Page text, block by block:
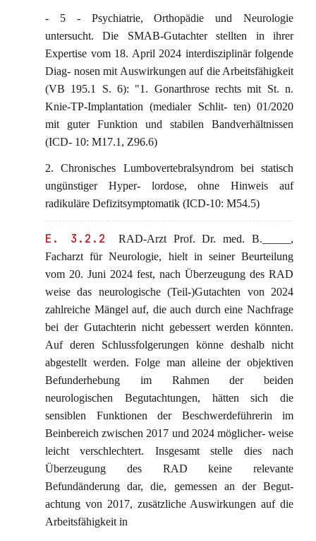
- 5 - Psychiatrie, Orthopädie und Neurologie
untersucht. Die SMAB-Gutachter stellten in ihrer
Expertise vom 18. April 2024 interdisziplinär folgende
Diag- nosen mit Auswirkungen auf die Arbeitsfähigkeit
(VB 195.1 S. 6): "1. Gonarthrose rechts mit St. n.
Knie-TP-Implantation (medialer Schlit- ten) 01/2020
mit guter Funktion und stabilen Bandverhältnissen
(ICD- 10: M17.1, Z96.6)
2. Chronisches Lumbovertebralsyndrom bei statisch
ungünstiger Hyper- lordose, ohne Hinweis auf
radikuläre Defizitsymptomatik (ICD-10: M54.5)
E. 3.2.2
RAD-Arzt Prof. Dr. med. B._____,
Facharzt für Neurologie, hielt in seiner Beurteilung
vom 20. Juni 2024 fest, nach Überzeugung des RAD
weise das neurologische (Teil-)Gutachten von 2024
zahlreiche Mängel auf, die auch durch eine Nachfrage
bei der Gutachterin nicht gebessert werden könnten.
Auf deren Schlussfolgerungen könne deshalb nicht
abgestellt werden. Folge man alleine der objektiven
Befunderhebung im Rahmen der beiden
neurologischen Begutachtungen, hätten sich die
sensiblen Funktionen der Beschwerdeführerin im
Beinbereich zwischen 2017 und 2024 möglicher- weise
leicht verschlechtert. Insgesamt stelle dies nach
Überzeugung des RAD keine relevante
Befundänderung dar, die, gemessen an der Begut-
achtung von 2017, zusätzliche Auswirkungen auf die
Arbeitsfähigkeit in